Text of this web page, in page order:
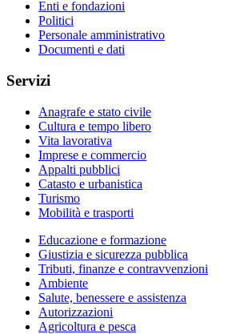
Enti e fondazioni
Politici
Personale amministrativo
Documenti e dati
Servizi
Anagrafe e stato civile
Cultura e tempo libero
Vita lavorativa
Imprese e commercio
Appalti pubblici
Catasto e urbanistica
Turismo
Mobilità e trasporti
Educazione e formazione
Giustizia e sicurezza pubblica
Tributi, finanze e contravvenzioni
Ambiente
Salute, benessere e assistenza
Autorizzazioni
Agricoltura e pesca